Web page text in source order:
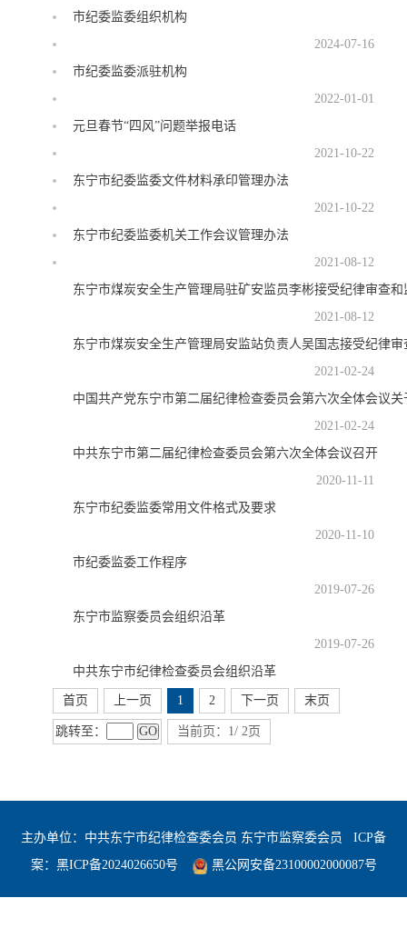
市纪委监委组织机构
2024-07-16
市纪委监委派驻机构
2022-01-01
元旦春节“四风”问题举报电话
2021-10-22
东宁市纪委监委文件材料承印管理办法
2021-10-22
东宁市纪委监委机关工作会议管理办法
2021-08-12
东宁市煤炭安全生产管理局驻矿安监员李彬接受纪律审查和
2021-08-12
东宁市煤炭安全生产管理局安监站负责人吴国志接受纪律
2021-02-24
中国共产党东宁市第二届纪律检查委员会第六次全体会议
2021-02-24
中共东宁市第二届纪律检查委员会第六次全体会议召开
2020-11-11
东宁市纪委监委常用文件格式及要求
2020-11-10
市纪委监委工作程序
2019-07-26
东宁市监察委员会组织沿革
2019-07-26
中共东宁市纪律检查委员会组织沿革
首页 上一页 1 2 下一页 末页
跳转至： GO 当前页：1/ 2页
主办单位：中共东宁市纪律检查委会员 东宁市监察委会员
ICP备
案： 黑ICP备2024026650号 黑公网安备23100002000087号